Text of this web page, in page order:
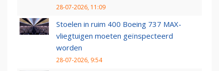
28-07-2026, 11:09
Stoelen in ruim 400 Boeing 737 MAX-
vliegtuigen moeten geïnspecteerd
worden
28-07-2026, 9:54